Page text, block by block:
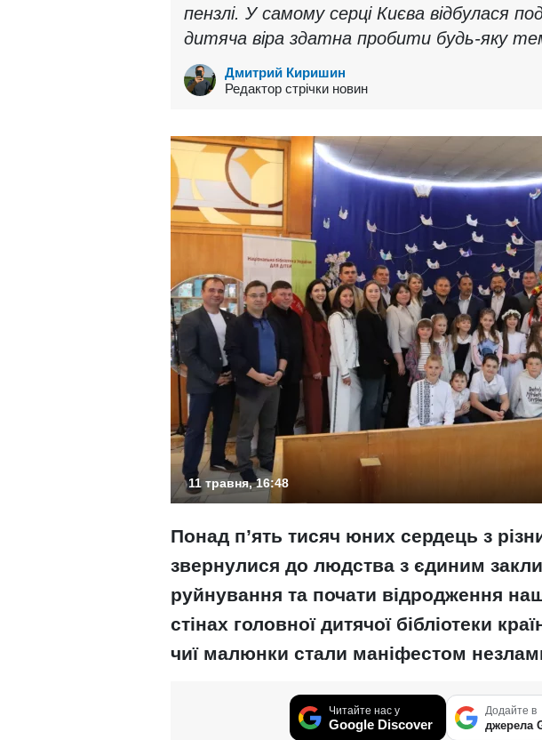
пензлі. У самому серці Києва відбулася
дитяча віра здатна пробити будь-яку
Дмитрий Киришин
Редактор стрічки новин
11 травня, 16:48
Понад п’ять тисяч юних сердець з
звернулися до людства з єдиним
руйнування та почати відродження
стінах головної дитячої бібліотеки
чиї малюнки стали маніфестом
Читайте нас у
Google Discover
Додайте в
джерела